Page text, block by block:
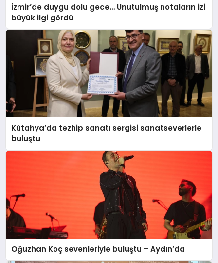
İzmir’de duygu dolu gece… Unutulmuş notaların izi
büyük ilgi gördü
Kütahya’da tezhip sanatı sergisi sanatseverlerle
buluştu
Oğuzhan Koç sevenleriyle buluştu – Aydın’da